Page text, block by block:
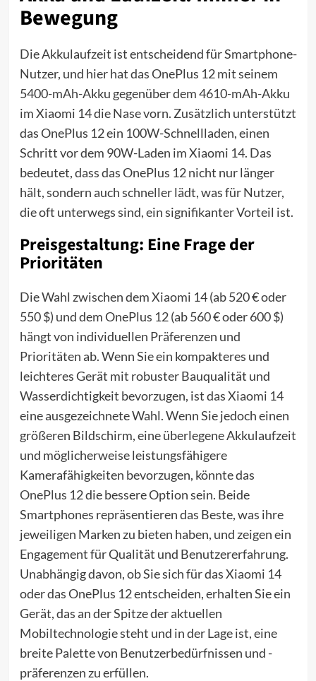
Bewegung
Die Akkulaufzeit ist entscheidend für Smartphone-
Nutzer, und hier hat das OnePlus 12 mit seinem
5400-mAh-Akku gegenüber dem 4610-mAh-Akku
im Xiaomi 14 die Nase vorn. Zusätzlich unterstützt
das OnePlus 12 ein 100W-Schnellladen, einen
Schritt vor dem 90W-Laden im Xiaomi 14. Das
bedeutet, dass das OnePlus 12 nicht nur länger
hält, sondern auch schneller lädt, was für Nutzer,
die oft unterwegs sind, ein signifikanter Vorteil ist.
Preisgestaltung: Eine Frage der
Prioritäten
Die Wahl zwischen dem Xiaomi 14 (ab 520 € oder
550 $) und dem OnePlus 12 (ab 560 € oder 600 $)
hängt von individuellen Präferenzen und
Prioritäten ab. Wenn Sie ein kompakteres und
leichteres Gerät mit robuster Bauqualität und
Wasserdichtigkeit bevorzugen, ist das Xiaomi 14
eine ausgezeichnete Wahl. Wenn Sie jedoch einen
größeren Bildschirm, eine überlegene Akkulaufzeit
und möglicherweise leistungsfähigere
Kamerafähigkeiten bevorzugen, könnte das
OnePlus 12 die bessere Option sein. Beide
Smartphones repräsentieren das Beste, was ihre
jeweiligen Marken zu bieten haben, und zeigen ein
Engagement für Qualität und Benutzererfahrung.
Unabhängig davon, ob Sie sich für das Xiaomi 14
oder das OnePlus 12 entscheiden, erhalten Sie ein
Gerät, das an der Spitze der aktuellen
Mobiltechnologie steht und in der Lage ist, eine
breite Palette von Benutzerbedürfnissen und -
präferenzen zu erfüllen.